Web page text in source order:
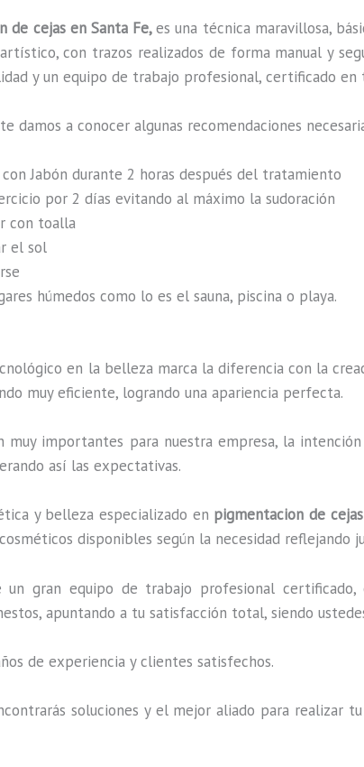
de cejas en Santa Fe,es una técnica maravillosa,
con trazos realizados de forma manual y
y un equipo de trabajo profesional, certificado
damos a conocer algunas recomendaciones
Jabón durante 2 horas después del tratamiento
por 2 días evitando al máximo la sudoración
con toalla
el sol
húmedos como lo es el sauna, piscina o playa.
en la belleza marca la diferencia con la
muy eficiente, logrando una apariencia perfecta.
muy importantes para nuestra empresa, la
así las expectativas.
y belleza especializado en pigmentacion de
disponibles según la necesidad reflejando
un gran equipo de trabajo profesional
apuntando a tu satisfacción total, siendo
de experiencia y clientes satisfechos.
soluciones y el mejor aliado para realizar tu